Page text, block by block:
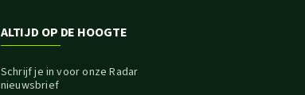
ALTIJD OP DE HOOGTE
Schrijf je in voor onze Radar
nieuwsbrief